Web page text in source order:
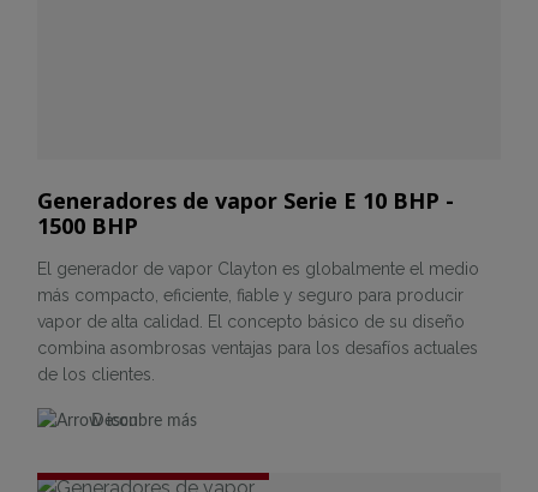
Generadores de vapor Serie E 10 BHP -
1500 BHP
El generador de vapor Clayton es globalmente el medio
más compacto, eficiente, fiable y seguro para producir
vapor de alta calidad. El concepto básico de su diseño
combina asombrosas ventajas para los desafíos actuales
de los clientes.
Descubre más